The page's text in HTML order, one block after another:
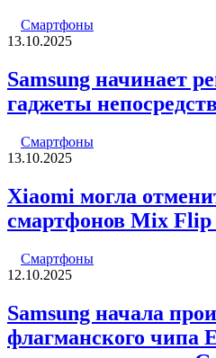
Смартфоны
13.10.2025
Samsung начинает
гаджеты
Смартфоны
13.10.2025
Xiaomi могла
смартфонов Mix Flip
Смартфоны
12.10.2025
Samsung начала
флагманского чипа